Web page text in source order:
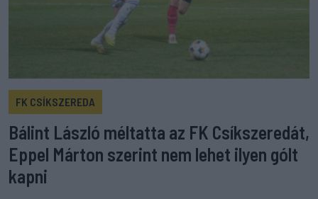
FK CSÍKSZEREDA
Bálint László méltatta az FK Csíkszeredát,
Eppel Márton szerint nem lehet ilyen gólt
kapni